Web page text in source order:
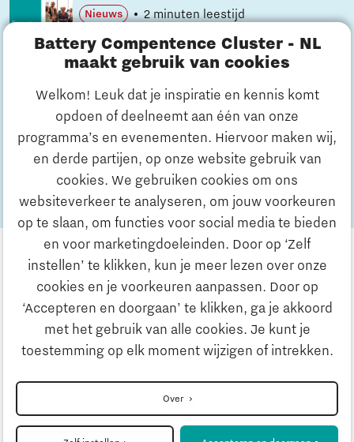
Battery Compentence Cluster - NL
maakt gebruik van cookies
Welkom! Leuk dat je inspiratie en kennis komt
opdoen of deelneemt aan één van onze
programma’s en evenementen. Hiervoor maken wij,
en derde partijen, op onze website gebruik van
cookies. We gebruiken cookies om ons
websiteverkeer te analyseren, om jouw voorkeuren
op te slaan, om functies voor social media te bieden
en voor marketingdoeleinden. Door op ‘Zelf
instellen’ te klikken, kun je meer lezen over onze
cookies en je voorkeuren aanpassen. Door op
‘Accepteren en doorgaan’ te klikken, ga je akkoord
met het gebruik van alle cookies. Je kunt je
toestemming op elk moment wijzigen of intrekken.
Over
Nieuws 2 minuten leestijd
5 jun 2026
Nederlandse batterijmissie naar China
Nieuws 6 minuten leestijd
Vacature | Manager Program Office
Nieuws 5 minuten leestijd
Privacyverklaring
Disclaimer